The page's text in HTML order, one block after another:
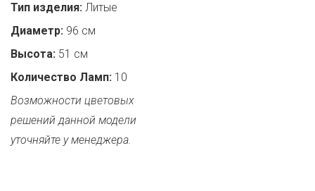
Тип изделия: Литые
Диаметр: 96 см
Высота: 51 см
Количество Ламп: 10
Возможности цветовых
решений данной модели
уточняйте у менеджера.